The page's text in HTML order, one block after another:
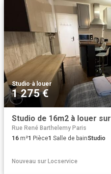
Studio·à louer
1 275 €
Studio de 16m2 à louer
Rue René Barthelemy Paris
16 m²1 Pièce1 Salle de bainStudio
Nouveau sur Locservice